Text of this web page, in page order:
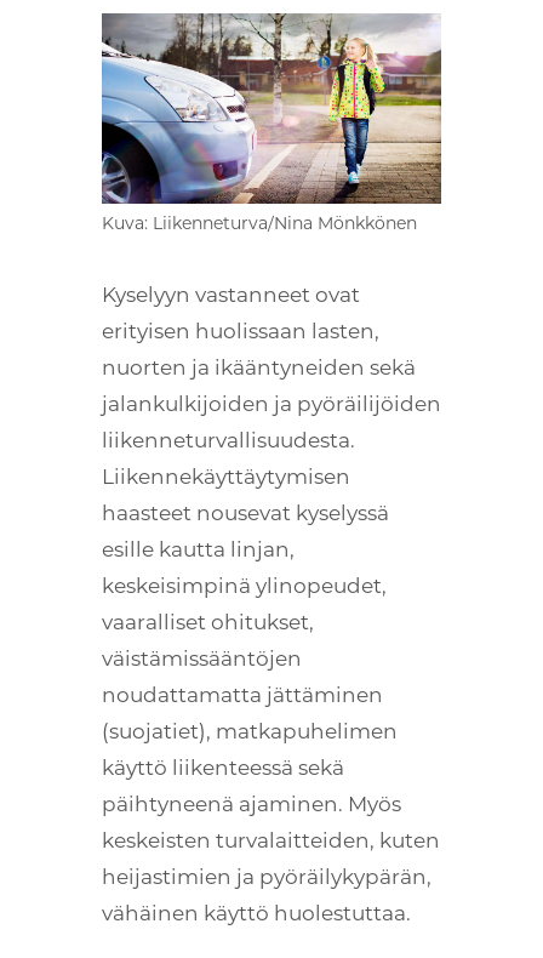
Kuva: Liikenneturva/Nina Mönkkönen
Kyselyyn vastanneet ovat
erityisen huolissaan lasten,
nuorten ja ikääntyneiden sekä
jalankulkijoiden ja pyöräilijöiden
liikenneturvallisuudesta.
Liikennekäyttäytymisen
haasteet nousevat kyselyssä
esille kautta linjan,
keskeisimpinä ylinopeudet,
vaaralliset ohitukset,
väistämissääntöjen
noudattamatta jättäminen
(suojatiet), matkapuhelimen
käyttö liikenteessä sekä
päihtyneenä ajaminen. Myös
keskeisten turvalaitteiden, kuten
heijastimien ja pyöräilykypärän,
vähäinen käyttö huolestuttaa.